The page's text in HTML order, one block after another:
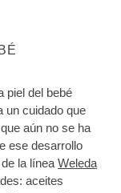
piel del bebé
un cuidado que
aún no se ha
ese desarrollo
la línea Weleda
aceites